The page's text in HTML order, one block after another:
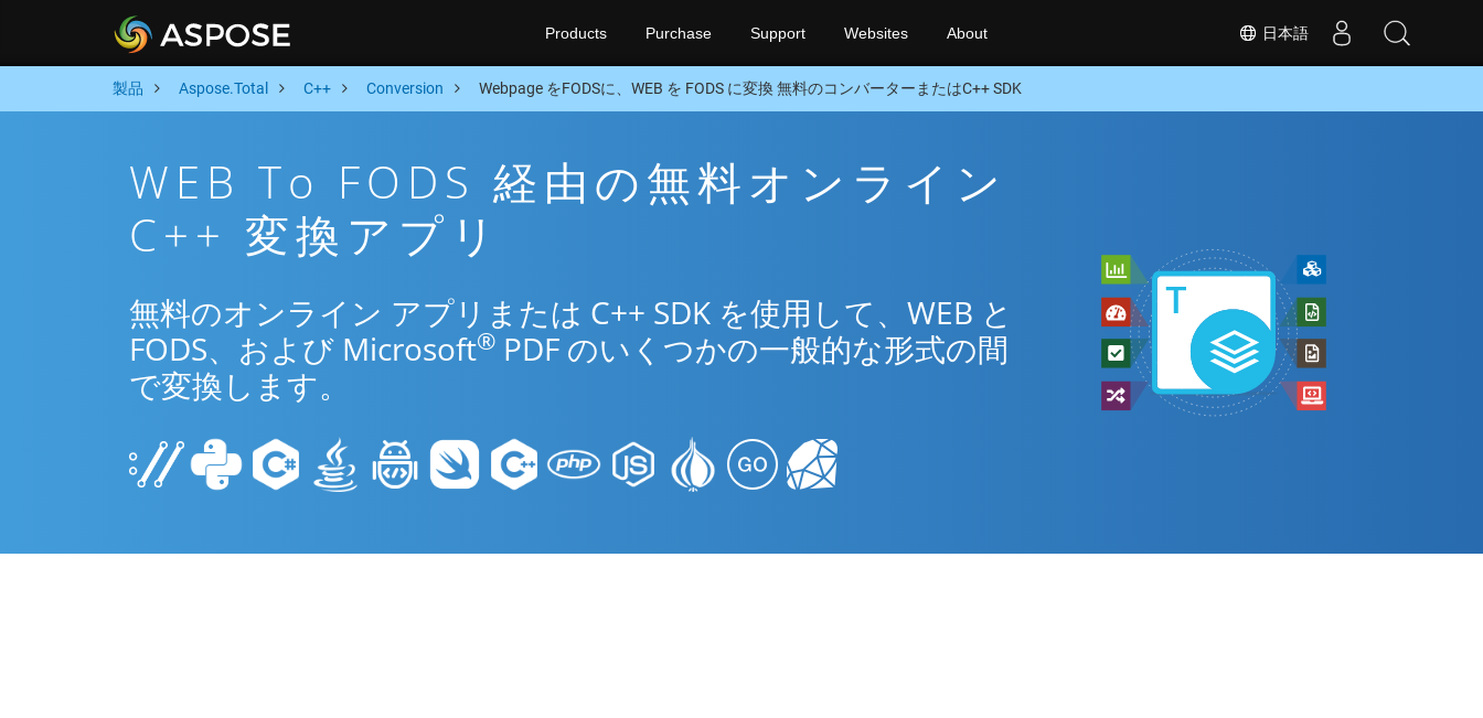
日本語
Products Purchase Support Websites About
製品 Aspose.Total C++ Conversion Webpage をFODSに、WEB を FODS に変換 無料のコンバーターまたはC++ SDK
WEB To FODS 経由の無料オンライン
C++ 変換アプリ
無料のオンライン アプリまたは C++ SDK を使用して、WEB と
FODS、および Microsoft® PDF のいくつかの一般的な形式の間
で変換します。